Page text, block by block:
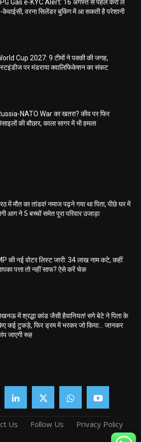
Gas e-KYC Alert: 16 अगस्त से पहले करा लें
केवाईसी, वरना सिलेंडर बुकिंग में आ सकती है परेशानी
Cup 2027: 9 टीमों ने पक्की की जगह,
पर मंडराया क्वालिफिकेशन का संकट
NATO War का खतरा? कीव पर फिर
की बौछार, काला सागर में भी हमला
में मौत का तांडव! नमाज पढ़ने गया था पिता, पीछे घर में
आग ने 5 बच्चों समेत पूरा परिवार उजाड़ा
की नई वोटर लिस्ट जारी: 34 लाख नाम कटे, कहीं
पत्ता तो नहीं साफ? ऐसे करें चेक
में श्रद्धा कांड जैसी हैवानियत! सगे बेटे ने पिता के
कई टुकड़े, फिर ड्रम में भरकर जो किया… जानकर
जाएगी रूह
Us Follow Us Privacy Policy